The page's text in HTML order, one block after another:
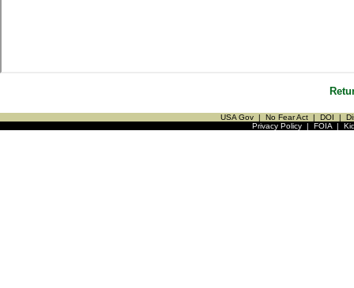
USA Gov | No Fear Act | DOI |
Privacy Policy| FOIA|